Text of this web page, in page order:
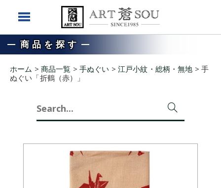
商品を探す
ホーム > 商品一覧 > 手ぬぐい >江戸小紋・総柄・無地 > 手
ぬぐい「折鶴（赤）」
Search